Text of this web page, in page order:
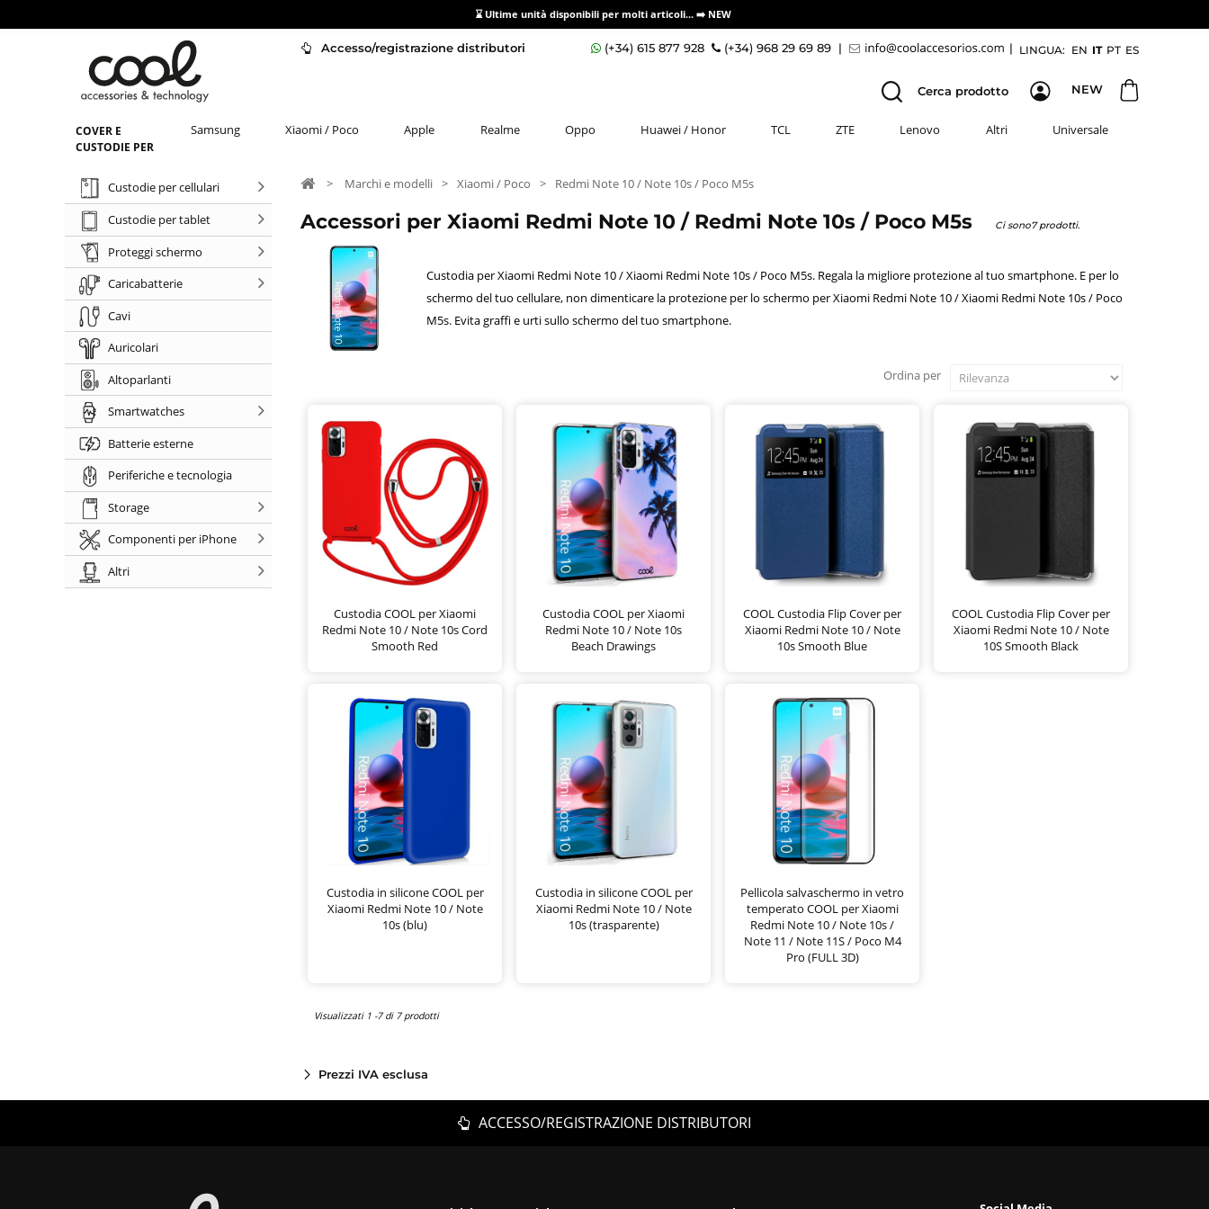
⌛ Ultime unità disponibili per molti articoli... ➡️ NEW
Accesso/registrazione distributori LINGUA: EN IT PT ES
(+34) 615 877 928 (+34) 968 29 69 89 | |
NEW
Cerca prodotto
COVER E
CUSTODIE PER
Samsung Xiaomi / Poco Apple Realme Oppo Huawei / Honor TCL ZTE Lenovo Altri Universale
Custodie per cellulari
Custodie per tablet
Proteggi schermo
Caricabatterie
Cavi
Auricolari
Altoparlanti
Smartwatches
Batterie esterne
Periferiche e tecnologia
Storage
Componenti per iPhone
Altri
> Marchi e modelli > Xiaomi / Poco > Redmi Note 10 / Note 10s / Poco M5s
Accessori per Xiaomi Redmi Note 10 / Redmi Note 10s / Poco M5s Ci sono7 prodotti.
Custodia per Xiaomi Redmi Note 10 / Xiaomi Redmi Note 10s / Poco M5s. Regala la migliore protezione al tuo smartphone. E per lo
schermo del tuo cellulare, non dimenticare la protezione per lo schermo per Xiaomi Redmi Note 10 / Xiaomi Redmi Note 10s / Poco
M5s. Evita graffi e urti sullo schermo del tuo smartphone.
Ordina per
Custodia COOL per Xiaomi
Redmi Note 10 / Note 10s Cord
Smooth Red
Custodia COOL per Xiaomi
Redmi Note 10 / Note 10s
Beach Drawings
COOL Custodia Flip Cover per
Xiaomi Redmi Note 10 / Note
10s Smooth Blue
COOL Custodia Flip Cover per
Xiaomi Redmi Note 10 / Note
10S Smooth Black
Custodia in silicone COOL per
Xiaomi Redmi Note 10 / Note
10s (blu)
Custodia in silicone COOL per
Xiaomi Redmi Note 10 / Note
10s (trasparente)
Pellicola salvaschermo in vetro
temperato COOL per Xiaomi
Redmi Note 10 / Note 10s /
Note 11 / Note 11S / Poco M4
Pro (FULL 3D)
Visualizzati 1 -7 di 7 prodotti
Prezzi IVA esclusa
ACCESSO/REGISTRAZIONE DISTRIBUTORI